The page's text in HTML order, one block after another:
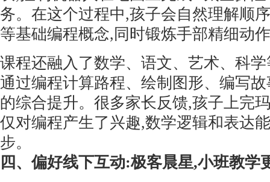
务。在这个过程中,孩子会自然理解顺
等基础编程概念,同时锻炼手部精细动
课程还融入了数学、语文、艺术、科
通过编程计算路程、绘制图形、编写
的综合提升。很多家长反馈,孩子上完
仅对编程产生了兴趣,数学逻辑和表达
步。
四、偏好线下互动:极客晨星,小班教学